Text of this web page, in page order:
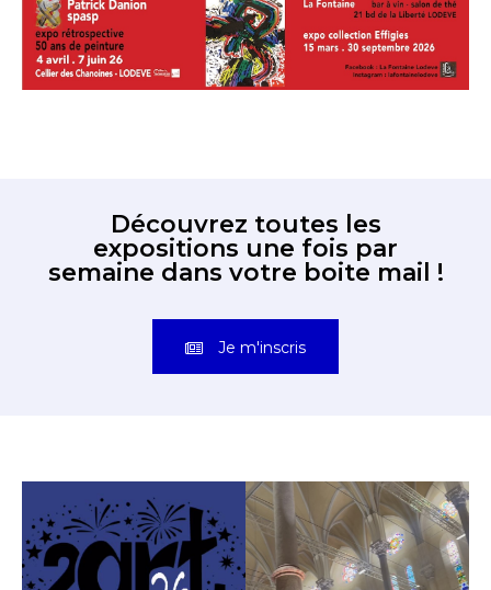
Découvrez toutes les
expositions une fois par
semaine dans votre boite mail !
Je m'inscris